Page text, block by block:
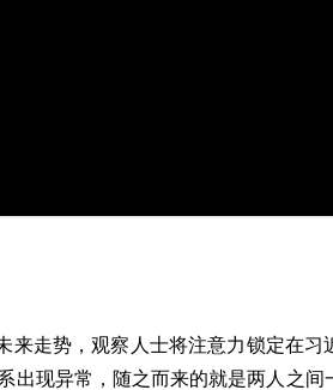
走势，观察人士将注意力锁定在习
出现异常，随之而来的就是两人之间